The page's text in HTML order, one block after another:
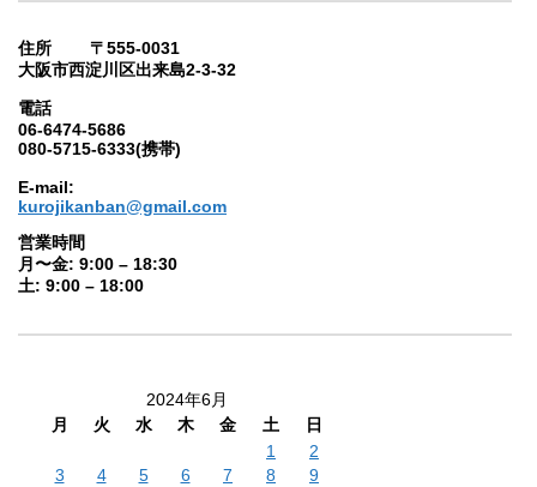
住所 〒555-0031
大阪市西淀川区出来島2-3-32
電話
06-6474-5686
080-5715-6333(携帯)
E-mail:
kurojikanban@gmail.com
営業時間
月〜金: 9:00 – 18:30
土: 9:00 – 18:00
2024年6月
月
火 水 木 金 土
日
1
2
3
4 5 6 7 8
9